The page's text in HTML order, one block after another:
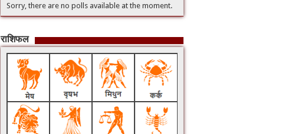
Sorry, there are no polls available at the moment.
राशिफल